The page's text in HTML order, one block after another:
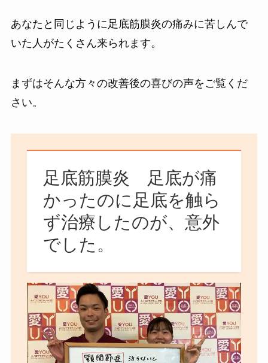
あなたと同じように足底筋膜炎の痛みに苦しんで
いた人がたくさん来られます。
まずはそんな方々の改善後の喜びの声をご覧くだ
さい。
足底筋膜炎 足底が痛
かったのに足底を触ら
ず治療したのが、意外
でした。